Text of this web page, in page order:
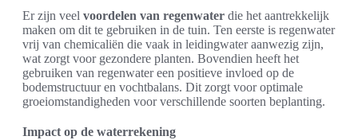
Er zijn veel voordelen van regenwater die het aantrekkelijk
maken om dit te gebruiken in de tuin. Ten eerste is regenwater
vrij van chemicaliën die vaak in leidingwater aanwezig zijn,
wat zorgt voor gezondere planten. Bovendien heeft het
gebruiken van regenwater een positieve invloed op de
bodemstructuur en vochtbalans. Dit zorgt voor optimale
groeiomstandigheden voor verschillende soorten beplanting.
Impact op de waterrekening